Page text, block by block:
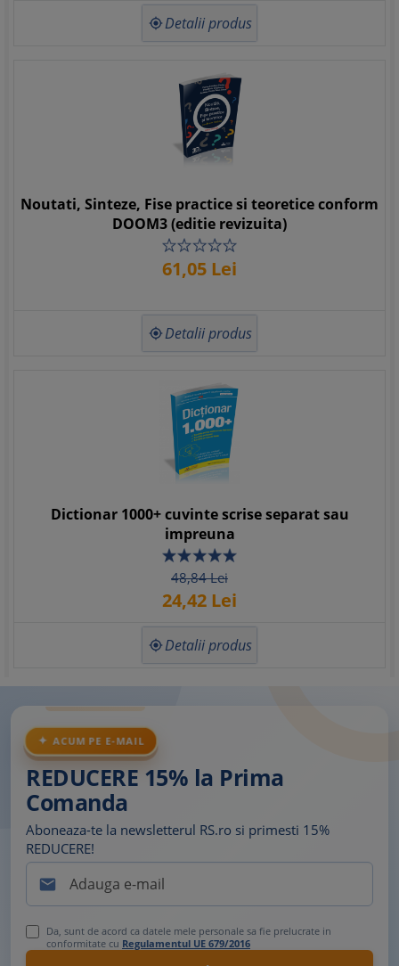
 Detalii produs
Noutati, Sinteze, Fise practice si teoretice conform
DOOM3 (editie revizuita)
61,05 Lei
 Detalii produs
Dictionar 1000+ cuvinte scrise separat sau
impreuna
48,84Lei
24,42 Lei
 Detalii produs
ACUM PE E-MAIL
REDUCERE 15% la Prima
Comanda
Aboneaza-te la newsletterul RS.ro si primesti 15%
REDUCERE!

Da, sunt de acord ca datele mele personale sa fie prelucrate in
conformitate cu Regulamentul UE 679/2016